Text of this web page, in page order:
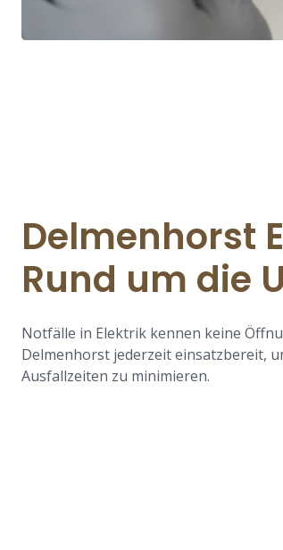
Delmenhorst
Rund um die
Notfälle in Elektrik kennen keine
Delmenhorst jederzeit einsatzbereit,
Ausfallzeiten zu minimieren.